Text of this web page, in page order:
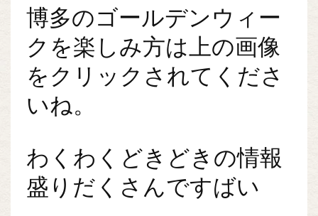
博多のゴールデンウィー
クを楽しみ方は上の画像
をクリックされてくださ
いね。
わくわくどきどきの情報
盛りだくさんですばい